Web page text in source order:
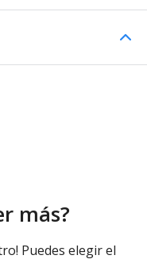
más?
Puedes elegir el